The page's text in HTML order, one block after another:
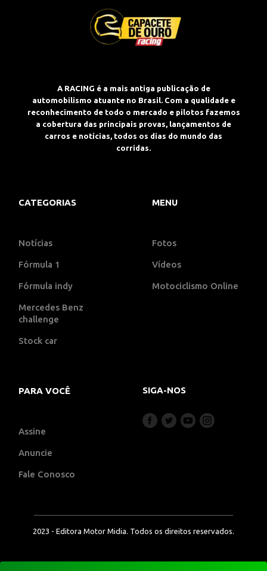
A RACING é a mais antiga publicação de
automobilismo atuante no Brasil. Com a qualidade e
reconhecimento de todo o mercado e pilotos fazemos
a cobertura das principais provas, lançamentos de
carros e notícias, todos os dias do mundo das
corridas.
CATEGORIAS
Notícias
Fórmula 1
Fórmula indy
Mercedes Benz
challenge
Stock car
MENU
Fotos
Vídeos
Motociclismo Online
PARA VOCÊ
Assine
Anuncie
Fale Conosco
SIGA-NOS
2023 - Editora Motor Midia. Todos os direitos reservados.